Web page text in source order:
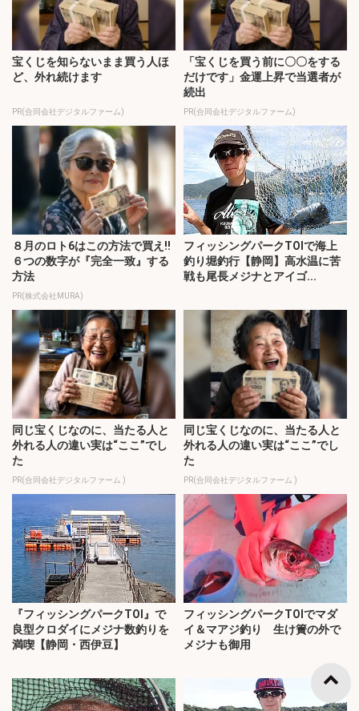
宝くじを知らないまま買う人ほ
ど、外れ続けます
PR(合同会社デジタルファーム)
「宝くじを買う前に〇〇をする
だけです」金運上昇で当選者が
続出
PR(合同会社デジタルファーム)
８月のロト6はこの方法で買え!!
６つの数字が『完全一致』する
方法
PR(株式会社MURA)
フィッシングパークTOIで海上
釣り堀釣行【静岡】高水温に苦
戦も尾長メジナとアイゴ...
同じ宝くじなのに、当たる人と
外れる人の違い実は“ここ”でし
た
PR(合同会社デジタルファーム )
同じ宝くじなのに、当たる人と
外れる人の違い実は“ここ”でし
た
PR(合同会社デジタルファーム )
『フィッシングパークTOI』で
良型クロダイにメジナ数釣りを
満喫【静岡・西伊豆】
フィッシングパークTOIでマダ
イ＆マアジ釣り 生け簀の外で
メジナも御用